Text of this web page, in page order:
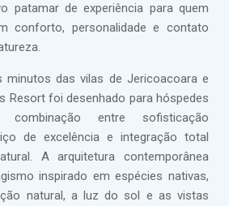
patamar de experiência para quem
conforto, personalidade e contato
minutos das vilas de Jericoacoara e
Resort foi desenhado para hóspedes
entre sofisticação
de excelência e integração total
A arquitetura contemporânea
inspirado em espécies nativas,
natural, a luz do sol e as vistas